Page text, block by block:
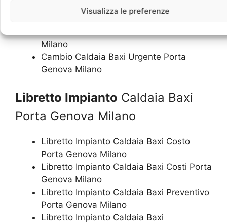
Visualizza le preferenze
Cambio Caldaia Baxi In Zona Porta
Milano
Cambio Caldaia Baxi Urgente Porta
Genova Milano
Libretto Impianto Caldaia Baxi
Porta Genova Milano
Libretto Impianto Caldaia Baxi Costo
Porta Genova Milano
Libretto Impianto Caldaia Baxi Costi Porta
Genova Milano
Libretto Impianto Caldaia Baxi Preventivo
Porta Genova Milano
Libretto Impianto Caldaia Baxi